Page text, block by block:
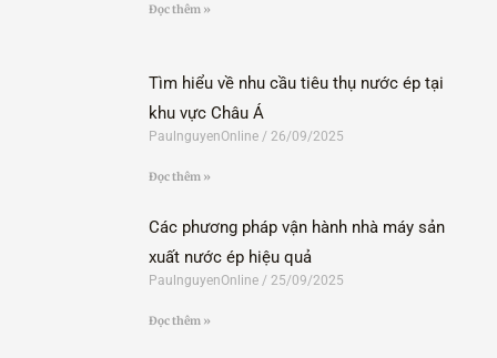
Đọc thêm »
Tìm hiểu về nhu cầu tiêu thụ nước ép tại
khu vực Châu Á
PaulnguyenOnline 26/09/2025
Đọc thêm »
Các phương pháp vận hành nhà máy sản
xuất nước ép hiệu quả
PaulnguyenOnline 25/09/2025
Đọc thêm »